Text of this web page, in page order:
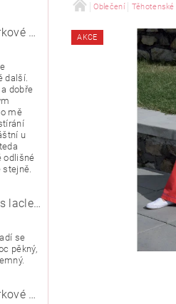
ROZBALENO NEBO Z VÝSTAVY
INFORMACE O EVIDENCI TRŽEB EET
KLUB BABYSTORE
Hrací podložka puzzle korkové 120x120cm
další.
dobře
mě
u
odlišné
stejně.
Těhotenská riflová sukně s laclem Rialto Wingles 01753
se
pěkný,
Hrací podložka puzzle korkové 90x90 cm
Oblečení
AKCE